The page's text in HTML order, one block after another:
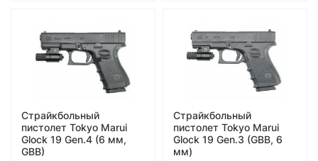
Страйкбольный
пистолет Tokyo Marui
Glock 19 Gen.4 (6 мм,
GBB)
Страйкбольный
пистолет Tokyo Marui
Glock 19 Gen.3 (GBB, 6
мм)